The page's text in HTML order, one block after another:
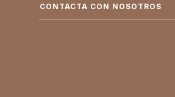
CONTACTA CON NOSOTROS